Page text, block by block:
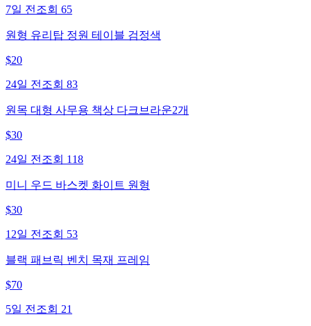
7일 전 조회 65
원형 유리탑 정원 테이블 검정색
$20
24일 전 조회 83
원목 대형 사무용 책상 다크브라운2개
$30
24일 전 조회 118
미니 우드 바스켓 화이트 원형
$30
12일 전 조회 53
블랙 패브릭 벤치 목재 프레임
$70
5일 전 조회 21